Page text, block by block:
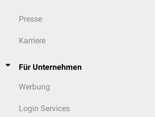
Presse
Karriere
Für Unternehmen
Werbung
Login Services